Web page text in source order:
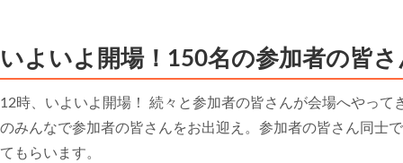
いよいよ開場！150名の参加者の皆
12時、いよいよ開場！ 続々と参加者の皆さんが会場へやっ
のみんなで参加者の皆さんをお出迎え。参加者の皆さん同士
てもらいます。